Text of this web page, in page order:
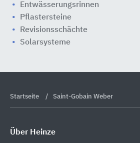
Entwässerungsrinnen
Pflastersteine
Revisionsschächte
Solarsysteme
Startseite Saint-Gobain Weber
Über Heinze